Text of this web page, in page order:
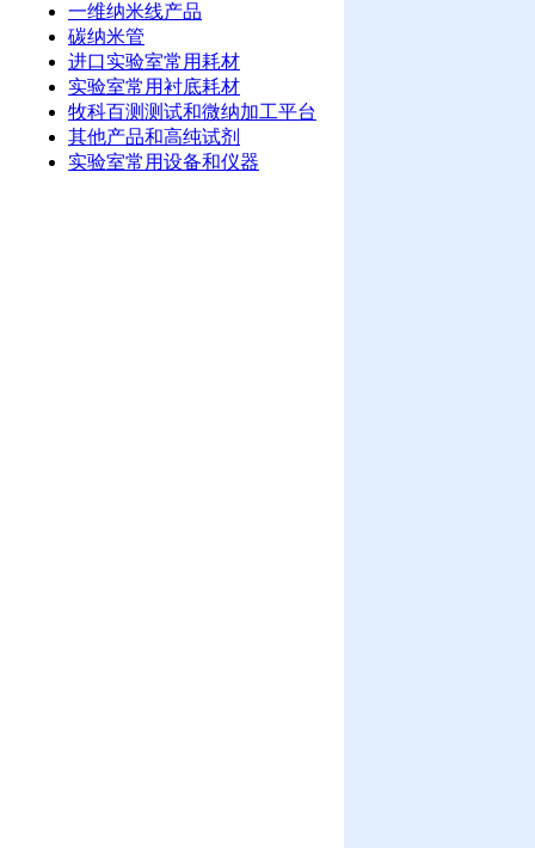
一维纳米线产品
碳纳米管
进口实验室常用耗材
实验室常用衬底耗材
牧科百测测试和微纳加工平台
其他产品和高纯试剂
实验室常用设备和仪器